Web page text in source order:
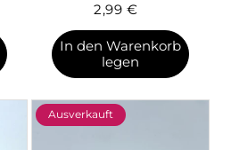
2,99 €
In den Warenkorb
legen
Ausverkauft